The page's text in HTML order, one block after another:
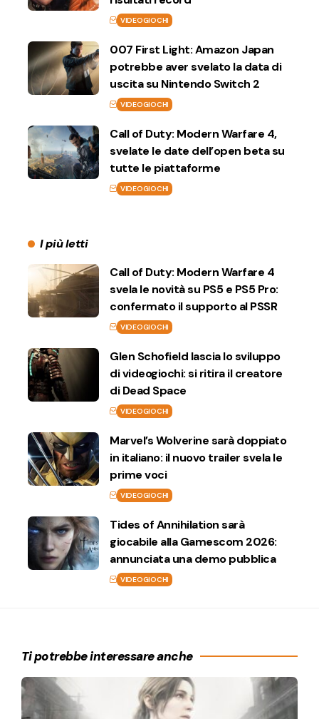
VIDEOGIOCHI
007 First Light: Amazon Japan
potrebbe aver svelato la data di
uscita su Nintendo Switch 2
VIDEOGIOCHI
Call of Duty: Modern Warfare 4,
svelate le date dell’open beta su
tutte le piattaforme
VIDEOGIOCHI
I più letti
Call of Duty: Modern Warfare 4
svela le novità su PS5 e PS5 Pro:
confermato il supporto al PSSR
VIDEOGIOCHI
Glen Schofield lascia lo sviluppo
di videogiochi: si ritira il creatore
di Dead Space
VIDEOGIOCHI
Marvel’s Wolverine sarà doppiato
in italiano: il nuovo trailer svela le
prime voci
VIDEOGIOCHI
Tides of Annihilation sarà
giocabile alla Gamescom 2026:
annunciata una demo pubblica
VIDEOGIOCHI
Ti potrebbe interessare anche